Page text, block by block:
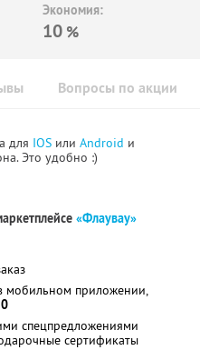
Экономия:
10 %
Вопросы по акции
для IOS или Android и
Это удобно :)
«Флаувау»
мобильном приложении,
спецпредложениями
сертификаты